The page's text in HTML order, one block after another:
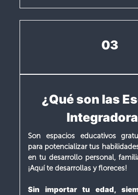
03
¿Qué son las
Son espacios educativos
para potencializar tus
en tu desarrollo personal,
¡Aquí te desarrollas y floreces!
Sin importar tu edad,